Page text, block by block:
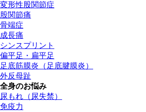
変形性股関節症
股関節痛
骨端症
成長痛
シンスプリント
偏平足・扁平足
足底筋膜炎（足底腱膜炎）
外反母趾
全身のお悩み
尿もれ（尿失禁）
免疫力